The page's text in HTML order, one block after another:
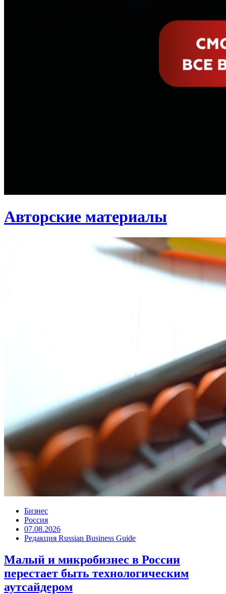
Авторские материалы
Бизнес
Россия
07.08.2026
Редакция Russian Business Guide
Малый и микробизнес в России
перестает быть технологическим
аутсайдером